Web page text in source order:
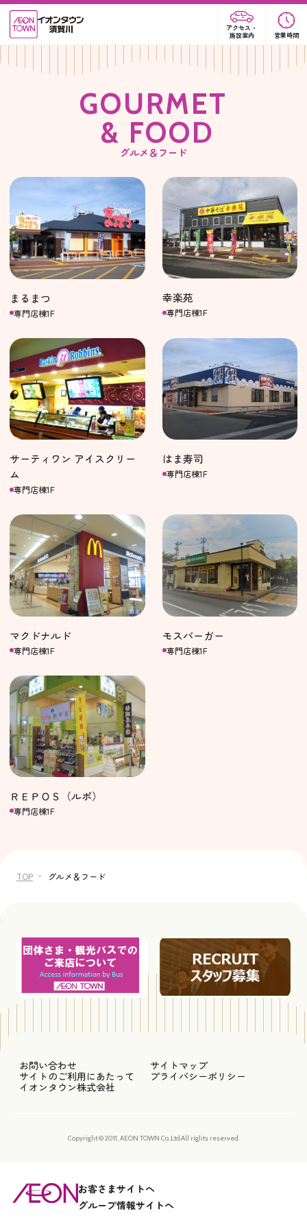
アクセス・
施設案内
営業時間
GOURMET
& FOOD
グルメ＆フード
まるまつ
専門店棟1F
幸楽苑
専門店棟1F
サーティワン アイスクリー
ム
専門店棟1F
はま寿司
専門店棟1F
マクドナルド
専門店棟1F
モスバーガー
専門店棟1F
ＲＥＰＯＳ（ルポ）
専門店棟1F
TOP グルメ＆フード
お問い合わせ
サイトマップ
サイトのご利用にあたって
プライバシーポリシー
イオンタウン株式会社
Copyright © 2011, AEON TOWN Co.,Ltd.All rights reserved.
お客さまサイトへ
グループ情報サイトへ